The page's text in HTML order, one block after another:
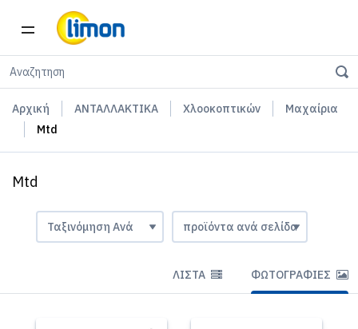
Αρχική ΑΝΤΑΛΛΑΚΤΙΚΑ Χλοοκοπτικών
Μαχαίρια
Mtd
Mtd
ΛΊΣΤΑ ΦΩΤΟΓΡΑΦΊΕΣ